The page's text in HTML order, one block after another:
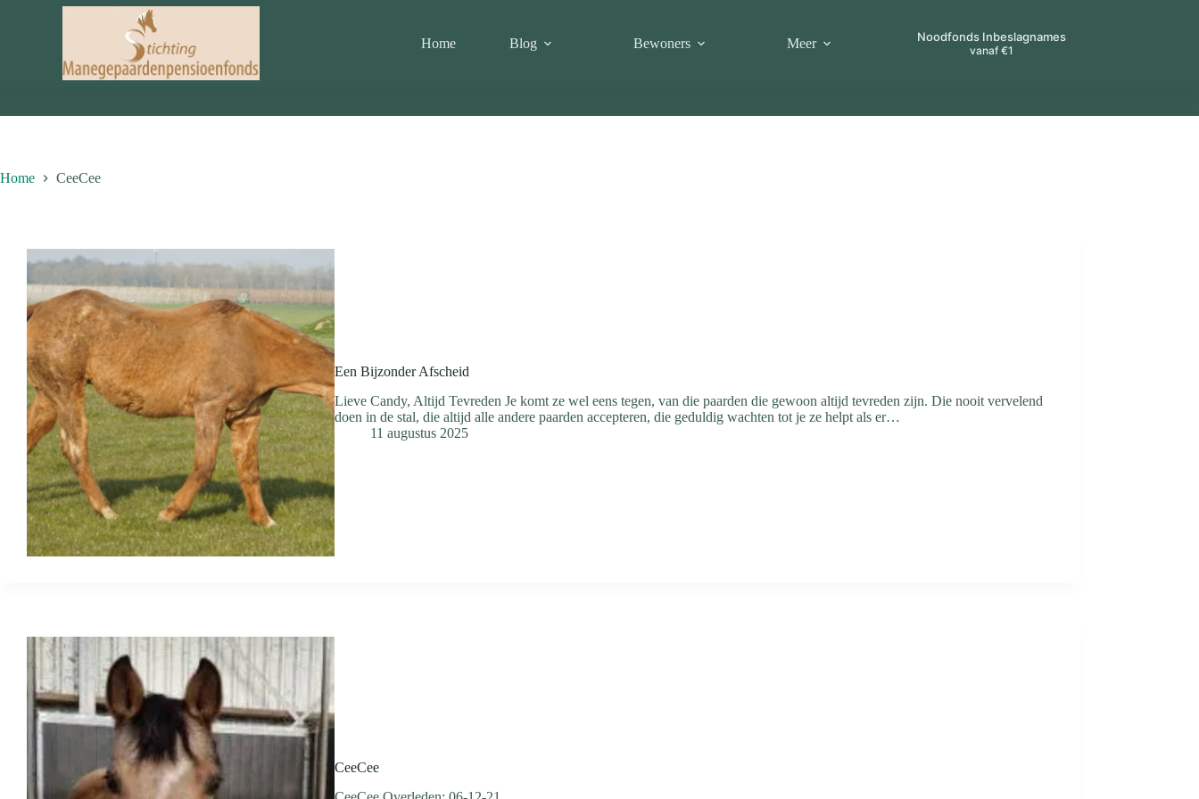
Home Blog Bewoners Meer Noodfonds Inbeslagnames
vanaf €1
Home CeeCee
Een Bijzonder Afscheid
Lieve Candy, Altijd Tevreden Je komt ze wel eens tegen, van die paarden die gewoon altijd tevreden zijn. Die nooit vervelend
doen in de stal, die altijd alle andere paarden accepteren, die geduldig wachten tot je ze helpt als er…
11 augustus 2025
CeeCee